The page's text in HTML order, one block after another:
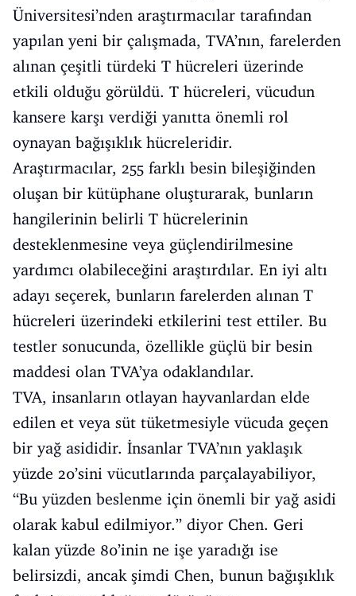
Üniversitesi’nden araştırmacılar tarafından
yapılan yeni bir çalışmada, TVA’nın, farelerden
alınan çeşitli türdeki T hücreleri üzerinde
etkili olduğu görüldü. T hücreleri, vücudun
kansere karşı verdiği yanıtta önemli rol
oynayan bağışıklık hücreleridir.
Araştırmacılar, 255 farklı besin bileşiğinden
oluşan bir kütüphane oluşturarak, bunların
hangilerinin belirli T hücrelerinin
desteklenmesine veya güçlendirilmesine
yardımcı olabileceğini araştırdılar. En iyi altı
adayı seçerek, bunların farelerden alınan T
hücreleri üzerindeki etkilerini test ettiler. Bu
testler sonucunda, özellikle güçlü bir besin
maddesi olan TVA’ya odaklandılar.
TVA, insanların otlayan hayvanlardan elde
edilen et veya süt tüketmesiyle vücuda geçen
bir yağ asididir. İnsanlar TVA’nın yaklaşık
yüzde 20’sini vücutlarında parçalayabiliyor,
“Bu yüzden beslenme için önemli bir yağ asidi
olarak kabul edilmiyor.” diyor Chen. Geri
kalan yüzde 80’inin ne işe yaradığı ise
belirsizdi, ancak şimdi Chen, bunun bağışıklık